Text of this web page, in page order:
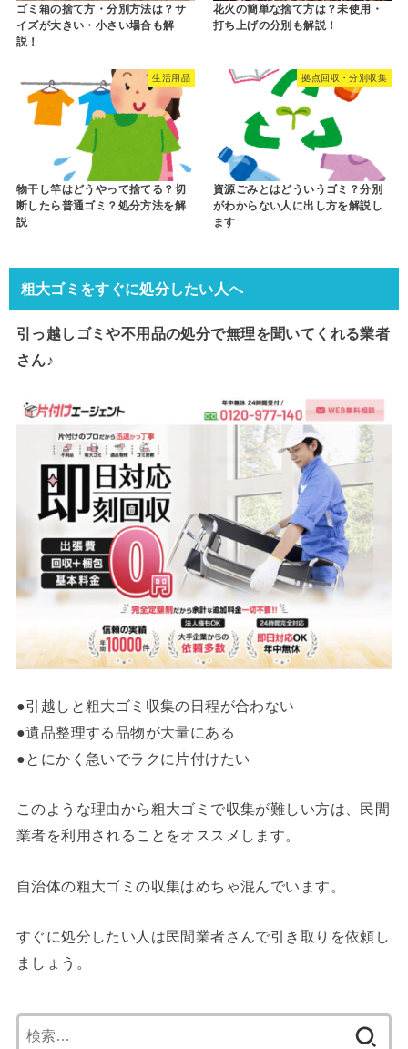
ゴミ箱の捨て方・分別方法は？サ
イズが大きい・小さい場合も解
説！
花火の簡単な捨て方は？未使用・
打ち上げの分別も解説！
生活用品
物干し竿はどうやって捨てる？切
断したら普通ゴミ？処分方法を解
説
拠点回収・分別収集
資源ごみとはどういうゴミ？分別
がわからない人に出し方を解説し
ます
粗大ゴミをすぐに処分したい人へ
引っ越しゴミや不用品の処分で無理を聞いてくれる業者
さん♪
●引越しと粗大ゴミ収集の日程が合わない
●遺品整理する品物が大量にある
●とにかく急いでラクに片付けたい
このような理由から粗大ゴミで収集が難しい方は、民間
業者を利用されることをオススメします。
自治体の粗大ゴミの収集はめちゃ混んでいます。
すぐに処分したい人は民間業者さんで引き取りを依頼し
ましょう。